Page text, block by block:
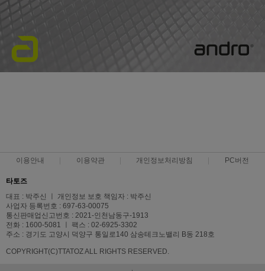
이용안내 이용약관 개인정보처리방침 PC버전
타토즈
대표 : 박주신 ㅣ 개인정보 보호 책임자 : 박주신
사업자 등록번호 : 697-63-00075
통신판매업신고번호 : 2021-인천남동구-1913
전화 : 1600-5081 ㅣ 팩스 : 02-6925-3302
주소 : 경기도 고양시 덕양구 통일로140 삼송테크노밸리 B동 218호
COPYRIGHT(C)TTATOZ ALL RIGHTS RESERVED.